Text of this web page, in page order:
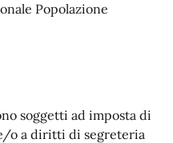
Popolazione
soggetti ad imposta di
o a diritti di segreteria